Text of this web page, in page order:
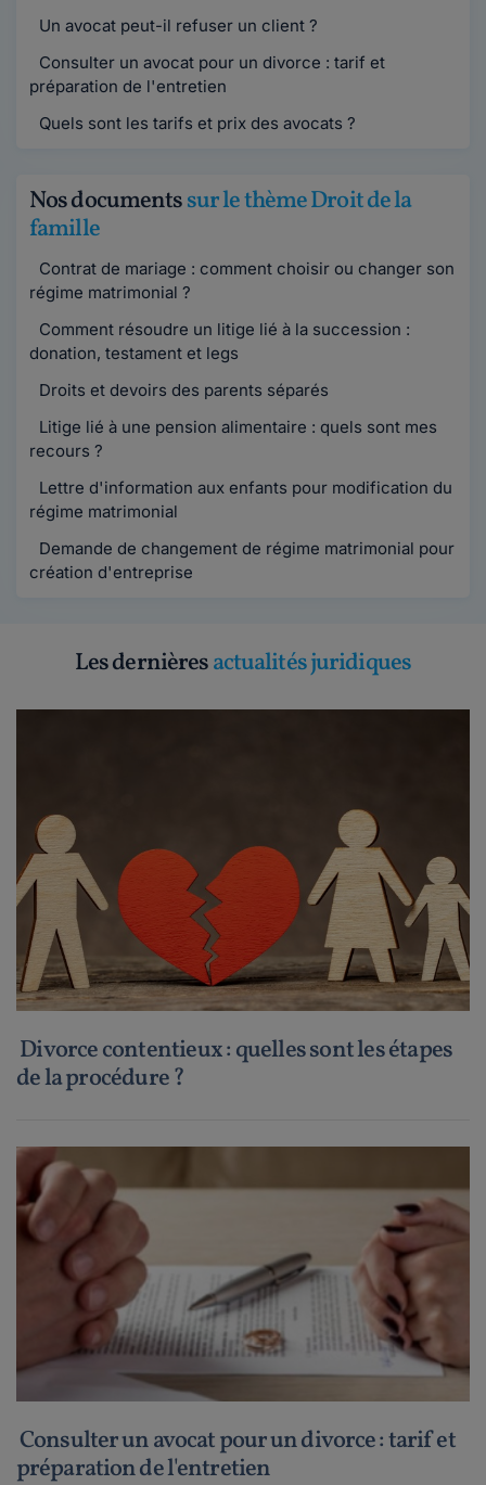
Un avocat peut-il refuser un client ?
Consulter un avocat pour un divorce : tarif et
préparation de l'entretien
Quels sont les tarifs et prix des avocats ?
Nos documentssur le thème Droit de la
famille
Contrat de mariage : comment choisir ou changer son
régime matrimonial ?
Comment résoudre un litige lié à la succession :
donation, testament et legs
Droits et devoirs des parents séparés
Litige lié à une pension alimentaire : quels sont mes
recours ?
Lettre d'information aux enfants pour modification du
régime matrimonial
Demande de changement de régime matrimonial pour
création d'entreprise
Les dernièresactualités juridiques
Divorce contentieux : quelles sont les étapes
de la procédure ?
Consulter un avocat pour un divorce : tarif et
préparation de l'entretien